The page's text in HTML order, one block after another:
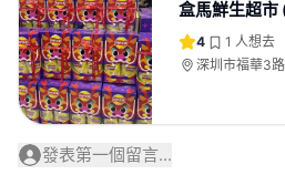
盒馬鮮生超市
4 1 人想去
深圳市福華3
發表第一個留言...